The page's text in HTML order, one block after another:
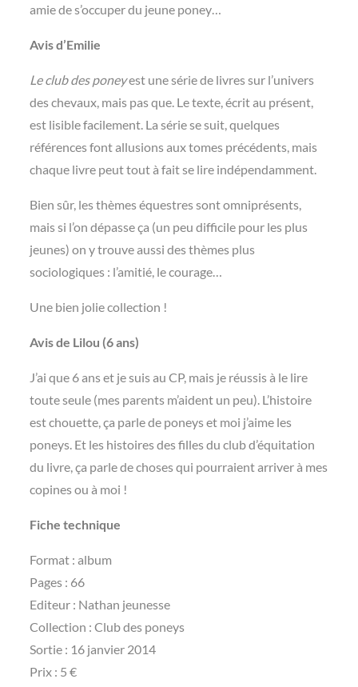
amie de s’occuper du jeune poney…
Avis d’Emilie
Le club des poneyest une série de livres sur l’univers
des chevaux, mais pas que. Le texte, écrit au présent,
est lisible facilement. La série se suit, quelques
références font allusions aux tomes précédents, mais
chaque livre peut tout à fait se lire indépendamment.
Bien sûr, les thèmes équestres sont omniprésents,
mais si l’on dépasse ça (un peu difficile pour les plus
jeunes) on y trouve aussi des thèmes plus
sociologiques : l’amitié, le courage…
Une bien jolie collection !
Avis de Lilou (6 ans)
J’ai que 6 ans et je suis au CP, mais je réussis à le lire
toute seule (mes parents m’aident un peu). L’histoire
est chouette, ça parle de poneys et moi j’aime les
poneys. Et les histoires des filles du club d’équitation
du livre, ça parle de choses qui pourraient arriver à mes
copines ou à moi !
Fiche technique
Format : album
Pages : 66
Editeur : Nathan jeunesse
Collection : Club des poneys
Sortie : 16 janvier 2014
Prix : 5 €